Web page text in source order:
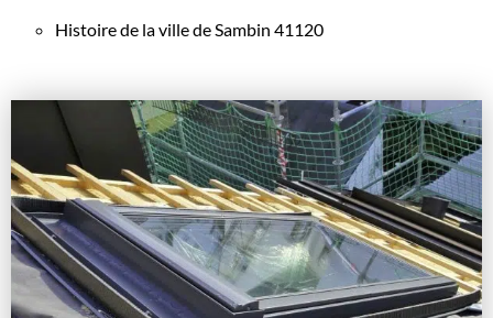
Histoire de la ville de Sambin 41120